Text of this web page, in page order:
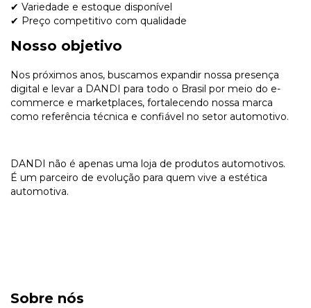
✔ Variedade e estoque disponível
✔ Preço competitivo com qualidade
Nosso objetivo
Nos próximos anos, buscamos expandir nossa presença
digital e levar a DANDI para todo o Brasil por meio do e-
commerce e marketplaces, fortalecendo nossa marca
como referência técnica e confiável no setor automotivo.
DANDI não é apenas uma loja de produtos automotivos.
É um parceiro de evolução para quem vive a estética
automotiva.
Sobre nós